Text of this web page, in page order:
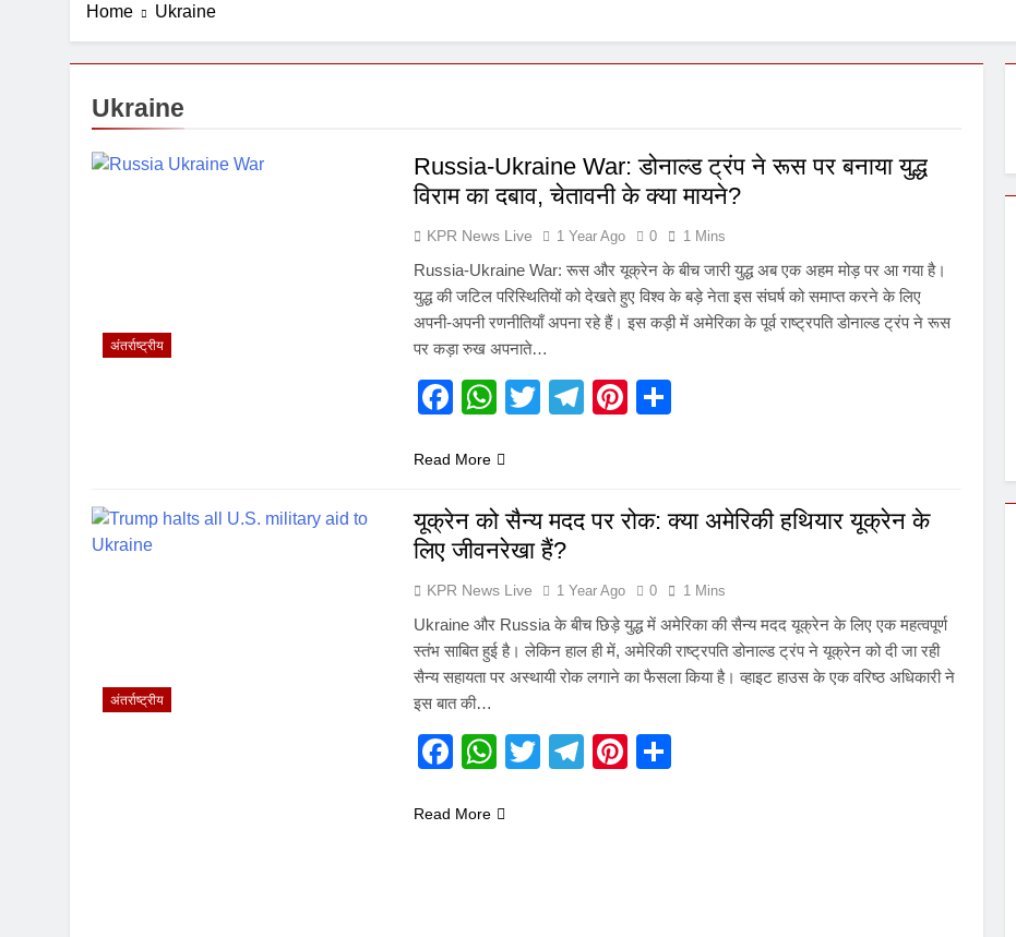
Home Ukraine
Ukraine
अंतर्राष्ट्रीय
Russia-Ukraine War: डोनाल्ड ट्रंप ने रूस पर बनाया युद्ध
विराम का दबाव, चेतावनी के क्या मायने?
KPR News Live 1 Year Ago 0 1 Mins
Russia-Ukraine War: रूस और यूक्रेन के बीच जारी युद्ध अब एक अहम मोड़ पर आ गया है।
युद्ध की जटिल परिस्थितियों को देखते हुए विश्व के बड़े नेता इस संघर्ष को समाप्त करने के लिए
अपनी-अपनी रणनीतियाँ अपना रहे हैं। इस कड़ी में अमेरिका के पूर्व राष्ट्रपति डोनाल्ड ट्रंप ने रूस
पर कड़ा रुख अपनाते…
Facebook
WhatsApp
Twitter
Telegram
Pinterest
Read More
अंतर्राष्ट्रीय
यूक्रेन को सैन्य मदद पर रोक: क्या अमेरिकी हथियार यूक्रेन के
लिए जीवनरेखा हैं?
KPR News Live 1 Year Ago 0 1 Mins
Ukraine और Russia के बीच छिड़े युद्ध में अमेरिका की सैन्य मदद यूक्रेन के लिए एक महत्वपूर्ण
स्तंभ साबित हुई है। लेकिन हाल ही में, अमेरिकी राष्ट्रपति डोनाल्ड ट्रंप ने यूक्रेन को दी जा रही
सैन्य सहायता पर अस्थायी रोक लगाने का फैसला किया है। व्हाइट हाउस के एक वरिष्ठ अधिकारी ने
इस बात की…
Facebook
WhatsApp
Twitter
Telegram
Pinterest
Read More